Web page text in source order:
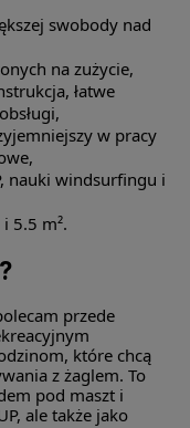
swobody nad
na zużycie,
łatwe
w pracy
nauki windsurfingu i
5.5 m².
przede
które chcą
z żaglem. To
pod maszt i
ale także jako